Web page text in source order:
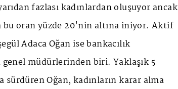
fazlası kadınlardan oluşuyor ancak
bu oran yüzde 20'nin altına iniyor. Aktif
Adaca Oğan ise bankacılık
genel müdürlerinden biri. Yaklaşık 5
sürdüren Oğan, kadınların karar alma